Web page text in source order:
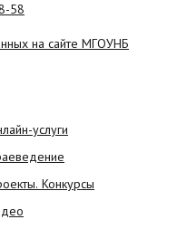
58
на сайте МГОУНБ
услуги
Конкурсы